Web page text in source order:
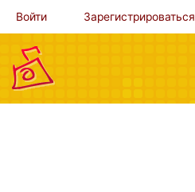
Войти Зарегистрироваться